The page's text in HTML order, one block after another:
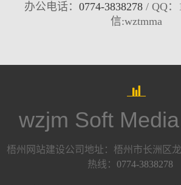
办公电话： 0774-3838278 / QQ：
信:wztmma
wzjm Soft
梧州网站建设公司地址：梧州市长洲区
热线： 0774-3838278